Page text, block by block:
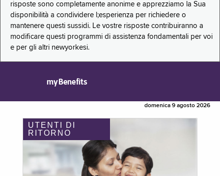
risposte sono completamente anonime e apprezziamo la Sua
disponibilità a condividere l;esperienza per richiedere o
mantenere questi sussidi. Le vostre risposte contribuiranno a
modificare questi programmi di assistenza fondamentali per voi
e per gli altri newyorkesi.
myBenefits
domenica 9 agosto 2026
UTENTI DI
RITORNO